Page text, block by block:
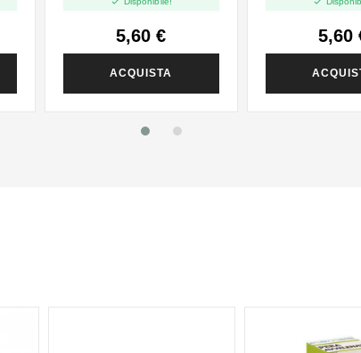
5,60 €
ACQUISTA
5,60